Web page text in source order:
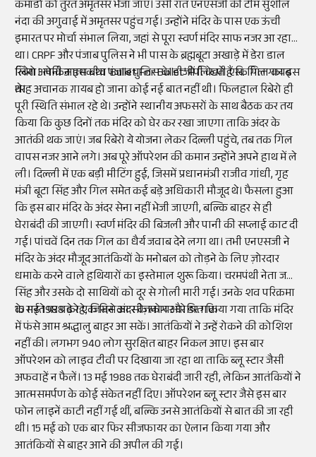
कमांडो को तुरंत अमृतसर भेजा जाए। उसी रात एनएसजी की टीम सुशील
नंदा की अगुवाई में अमृतसर पहुंच गई। उन्होंने मंदिर के पास एक ऊंची
इमारत पर मोर्चा संभाल लिया, जहां से पूरा स्वर्ण मंदिर साफ नजर आ रहा
था। CRPF और पंजाब पुलिस ने भी पास के ब्रह्मबूटा अखाड़े में डेरा डाल
लिया। लेकिन इस बीच पंजाब पुलिस के डीजीपी के.पी.एस. गिल गायब
थे।
रिबेरो अपनी आत्मकथा 'Bullet For Bullet' में लिखते हैं कि गिल का इस
तरह अचानक ग़ायब हो जाना कोई नई बात नहीं थी। फिलहाल रिबेरो ही
पूरी स्थिति संभाल रहे थे। उन्होंने स्थानीय अफसरों के साथ बैठक कर तय
किया कि कुछ दिनों तक मंदिर को घेर कर रखा जाएगा ताकि अंदर के
आतंकी थक जाएं। जब रिबेरो ये योजना लेकर दिल्ली पहुंचे, तब तक गिल
वापस नजर आने लगे। अब पूरे ऑपरेशन की कमान उन्होंने अपने हाथ में ले
ली। दिल्ली में एक बड़ी मीटिंग हुई, जिसमें प्रधानमंत्री राजीव गांधी, गृह
मंत्री बूटा सिंह और गिल समेत कई बड़े अधिकारी मौजूद थे। फैसला हुआ
कि इस बार मंदिर के अंदर सेना नहीं भेजी जाएगी, बल्कि बाहर से ही
घेराबंदी की जाएगी। स्वर्ण मंदिर की बिजली और पानी की सप्लाई काट दी
गई। पांचवें दिन तक गिल का धैर्य जवाब देने लगा था। तभी एनएसजी ने
मंदिर के अंदर मौजूद आतंकियों के मनोबल को तोड़ने के लिए ज़ोरदार
धमाके करने वाले हथियारों का इस्तेमाल शुरू किया। चरमपंथी नेता जगीर
सिंह और उसके दो साथियों को दूर से गोली मारी गई। उनके शव परिक्रमा
के रास्ते पर पड़े रहे, जिससे अंदर के लोग और डर गए।
10 मई 1988 को एक दिन का सीज़फायर घोषित किया गया ताकि मंदिर
में फंसे आम श्रद्धालु बाहर आ सकें। आतंकियों ने उन्हें रोकने की कोशिश
नहीं की। लगभग 940 लोग सुरक्षित बाहर निकल आए। इस बार
ऑपरेशन को लाइव टीवी पर दिखाया जा रहा था ताकि ब्लू स्टार जैसी
अफवाहें न फैलें। 13 मई 1988 तक घेराबंदी जारी रही, लेकिन आतंकियों ने
आत्मसमर्पण के कोई संकेत नहीं दिए। ऑपरेशन ब्लू स्टार जैसे इस बार
फोन लाइनें काटी नहीं गई थीं, बल्कि उनसे आतंकियों से बात की जा रही
थी। 15 मई को एक बार फिर सीजफायर का ऐलान किया गया और
आतंकियों से बाहर आने की अपील की गई।